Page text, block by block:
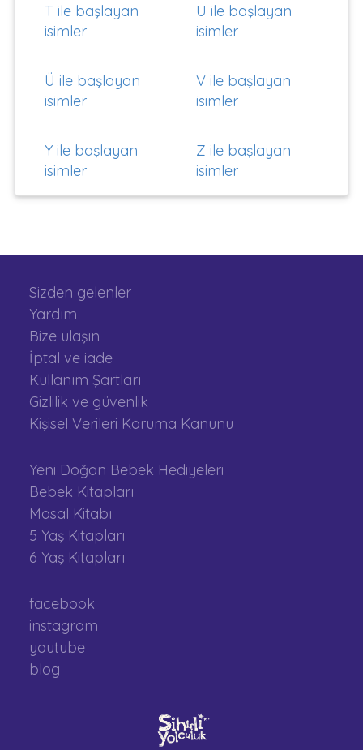
T ile başlayan
isimler
U ile başlayan
isimler
Ü ile başlayan
isimler
V ile başlayan
isimler
Y ile başlayan
isimler
Z ile başlayan
isimler
Sizden gelenler
Yardım
Bize ulaşın
İptal ve iade
Kullanım Şartları
Gizlilik ve güvenlik
Kişisel Verileri Koruma Kanunu
Yeni Doğan Bebek Hediyeleri
Bebek Kitapları
Masal Kitabı
5 Yaş Kitapları
6 Yaş Kitapları
facebook
instagram
youtube
blog